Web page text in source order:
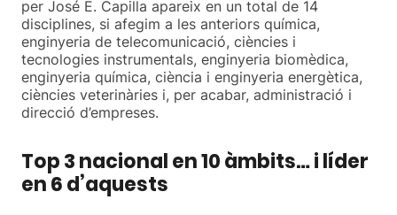
per José E. Capilla apareix en un total de 14
disciplines, si afegim a les anteriors química,
enginyeria de telecomunicació, ciències i
tecnologies instrumentals, enginyeria biomèdica,
enginyeria química, ciència i enginyeria energètica,
ciències veterinàries i, per acabar, administració i
direcció d’empreses.
Top 3 nacional en 10 àmbits… i líder
en 6 d’aquests